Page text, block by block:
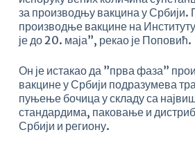
за производњу вакцина у Србији.
производње вакцине на
је до 20. маја”, рекао је Поповић.
Он је истакао да ”прва фаза”
вакцине у Србији подразумева
пуњење бочица у складу са
стандардима, паковање и
Србији и региону.